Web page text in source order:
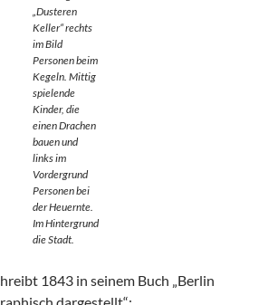
„Dusteren
Keller“ rechts
im Bild
Personen beim
Kegeln. Mittig
spielende
Kinder, die
einen Drachen
bauen und
links im
Vordergrund
Personen bei
der Heuernte.
Im Hintergrund
die Stadt.
1843 in seinem Buch „Berlin